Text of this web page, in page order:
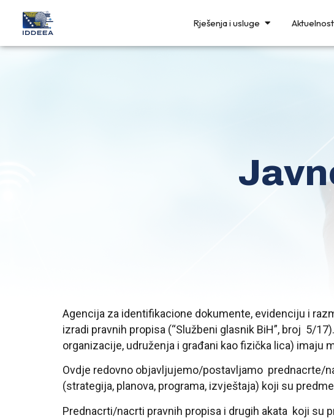
Rješenja i usluge
Agencija za identifikacione dokumente, evidenciju i
izradi pravnih propisa (“Službeni glasnik BiH”, broj 5/
organizacije, udruženja i građani kao fizička lica) imaju
Ovdje redovno objavljujemo/postavljamo prednacrte/
(strategija, planova, programa, izvještaja) koji su
Prednacrti/nacrti pravnih propisa i drugih akata koji su